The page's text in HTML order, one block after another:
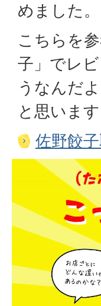
めました。
こちらを
子」でレ
うなんだ
と思います
佐野餃